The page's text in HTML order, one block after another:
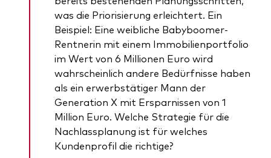
was die Priorisierung erleichtert. Ein
Beispiel: Eine weibliche Babyboomer-
Rentnerin mit einem Immobilienportfolio
im Wert von 6 Millionen Euro wird
wahrscheinlich andere Bedürfnisse haben
als ein erwerbstätiger Mann der
Generation X mit Ersparnissen von 1
Million Euro. Welche Strategie für die
Nachlassplanung ist für welches
Kundenprofil die richtige?